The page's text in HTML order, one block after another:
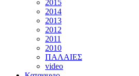
2015
2014
2013
2012
2011
2010
ΠΑΛΑΙΕΣ
video